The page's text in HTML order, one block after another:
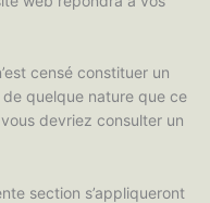
censé constituer un
quelque nature que ce
devriez consulter un
section s’appliqueront